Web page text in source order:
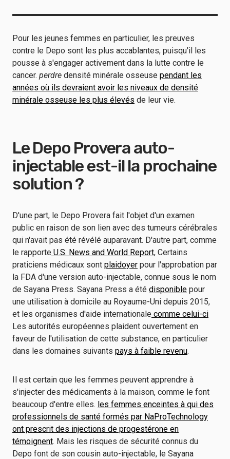
Pour les jeunes femmes en particulier, les preuves
contre le Depo sont les plus accablantes, puisqu'il les
pousse à s'engager activement dans la lutte contre le
cancer. perdre densité minérale osseuse pendant les
années où ils devraient avoir les niveaux de densité
minérale osseuse les plus élevés de leur vie.
Le Depo Provera auto-
injectable est-il la prochaine
solution ?
D'une part, le Depo Provera fait l'objet d'un examen
public en raison de son lien avec des tumeurs cérébrales
qui n'avait pas été révélé auparavant. D'autre part, comme
le rapporte U.S. News and World Report, Certains
praticiens médicaux sont plaidoyer pour l'approbation par
la FDA d'une version auto-injectable, connue sous le nom
de Sayana Press. Sayana Press a été disponible pour
une utilisation à domicile au Royaume-Uni depuis 2015,
et les organismes d'aide internationale comme celui-ci
Les autorités européennes plaident ouvertement en
faveur de l'utilisation de cette substance, en particulier
dans les domaines suivants pays à faible revenu.
Il est certain que les femmes peuvent apprendre à
s'injecter des médicaments à la maison, comme le font
beaucoup d'entre elles. les femmes enceintes à qui des
professionnels de santé formés par NaProTechnology
ont prescrit des injections de progestérone en
témoignent. Mais les risques de sécurité connus du
Depo font de son cousin auto-injectable, le Sayana